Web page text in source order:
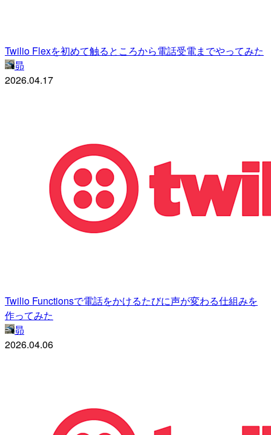
Twilio Flexを初めて触るところから電話受電までやってみた
昴
2026.04.17
Twilio Functionsで電話をかけるたびに声が変わる仕組みを
作ってみた
昴
2026.04.06